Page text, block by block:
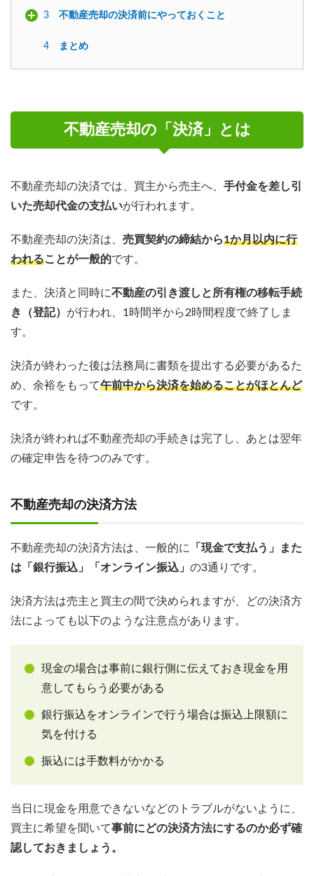
3 不動産売却の決済前にやっておくこと
4 まとめ
不動産売却の「決済」とは
不動産売却の決済では、買主から売主へ、 手付金を差し引
いた売却代金の支払いが行われます。
不動産売却の決済は、 売買契約の締結から1か月以内に行
われることが一般的です。
また、決済と同時に不動産の引き渡しと所有権の移転手続
き（登記） が行われ、1時間半から2時間程度で終了しま
す。
決済が終わった後は法務局に書類を提出する必要があるた
め、余裕をもって午前中から決済を始めることがほとんど
です。
決済が終われば不動産売却の手続きは完了し、あとは翌年
の確定申告を待つのみです。
不動産売却の決済方法
不動産売却の決済方法は、一般的に 「現金で支払う」また
は「銀行振込」「オンライン振込」 の3通りです。
決済方法は売主と買主の間で決められますが、どの決済方
法によっても以下のような注意点があります。
現金の場合は事前に銀行側に伝えておき現金を用
意してもらう必要がある
銀行振込をオンラインで行う場合は振込上限額に
気を付ける
振込には手数料がかかる
当日に現金を用意できないなどのトラブルがないように、
買主に希望を聞いて事前にどの決済方法にするのか必ず確
認しておきましょう。